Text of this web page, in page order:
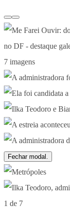
7 imagens
Fechar modal.
1 de 7